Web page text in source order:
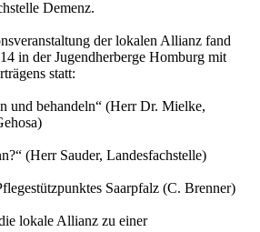
Demenz.
der lokalen Allianz fand
in der Jugendherberge Homburg mit
statt:
und behandeln“ (Herr Dr. Mielke,
(Herr Sauder, Landesfachstelle)
Saarpfalz (C. Brenner)
lokale Allianz zu einer